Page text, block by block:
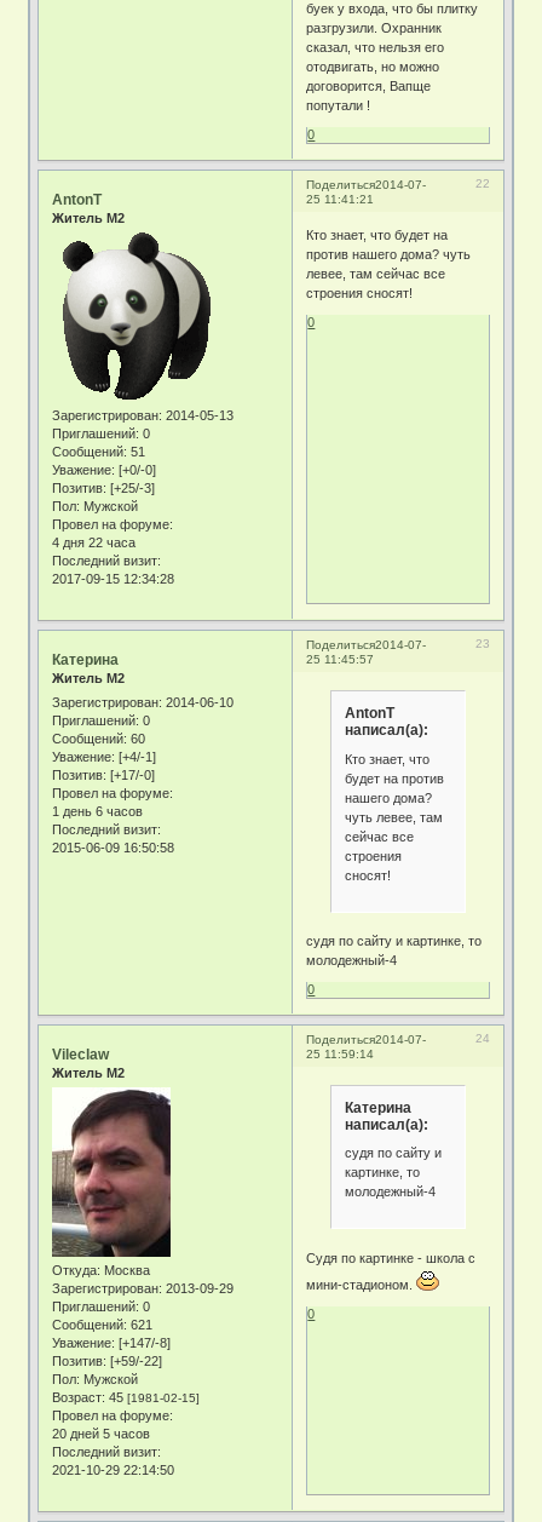
буек у входа, что бы плитку
разгрузили. Охранник
сказал, что нельзя его
отодвигать, но можно
договорится, Вапще
попутали !
0
Поделиться 22
2014-07-
25 11:41:21
AntonT
Житель М2
Зарегистрирован: 2014-05-13
Приглашений: 0
Сообщений: 51
Уважение: [+0/-0]
Позитив: [+25/-3]
Пол: Мужской
Провел на форуме:
4 дня 22 часа
Последний визит:
2017-09-15 12:34:28
Кто знает, что будет на
против нашего дома? чуть
левее, там сейчас все
строения сносят!
0
Поделиться 23
2014-07-
25 11:45:57
Катерина
Житель М2
Зарегистрирован: 2014-06-10
Приглашений: 0
Сообщений: 60
Уважение: [+4/-1]
Позитив: [+17/-0]
Провел на форуме:
1 день 6 часов
Последний визит:
2015-06-09 16:50:58
AntonT
написал(а):
Кто знает, что
будет на против
нашего дома?
чуть левее, там
сейчас все
строения
сносят!
судя по сайту и картинке, то
молодежный-4
0
Поделиться 24
2014-07-
25 11:59:14
Vileclaw
Житель М2
Откуда: Москва
Зарегистрирован: 2013-09-29
Приглашений: 0
Сообщений: 621
Уважение: [+147/-8]
Позитив: [+59/-22]
Пол: Мужской
Возраст: 45[1981-02-15]
Провел на форуме:
20 дней 5 часов
Последний визит:
2021-10-29 22:14:50
Катерина
написал(а):
судя по сайту и
картинке, то
молодежный-4
Судя по картинке - школа с
мини-стадионом.
0